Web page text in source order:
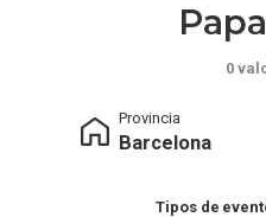
0
Provincia
Barcelona
Tipos de